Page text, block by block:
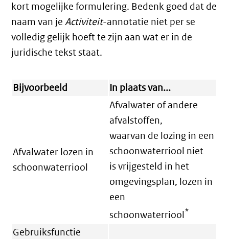
kort mogelijke formulering. Bedenk goed dat de
naam van jeActiviteit-annotatie niet per se
volledig gelijk hoeft te zijn aan wat er in de
juridische tekst staat.
Bijvoorbeeld In plaats van...
Afvalwater lozen in
schoonwaterriool
Afvalwater of andere
afvalstoffen,
waarvan de lozing in een
schoonwaterriool niet
is vrijgesteld in het
omgevingsplan, lozen in
een
schoonwaterriool*
Gebruiksfunctie